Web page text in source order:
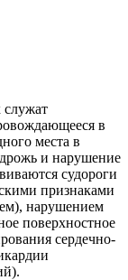
в
места в
и нарушение
судороги
признаками
нарушением
поверхностное
сердечно-